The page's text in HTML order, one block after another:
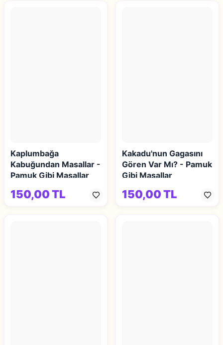
Kaplumbağa
Kabuğundan Masallar -
Pamuk Gibi Masallar
150,00 TL
Kakadu'nun Gagasını
Gören Var Mı? - Pamuk
Gibi Masallar
150,00 TL